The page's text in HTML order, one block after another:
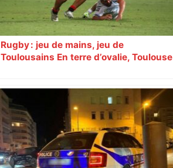
Rugby : jeu de mains, jeu de
Toulousains En terre d’ovalie, Toulouse
revendiquant surtout son art du jeu en
mouvement, vif et spectaculaire.
Décryptage. Série (4 / 10)